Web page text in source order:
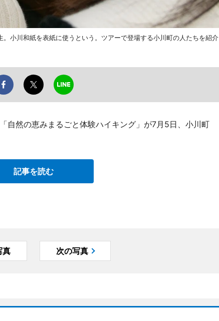
小川和紙を表紙に使うという。ツアーで登場する小川町の人たちを紹介
自然の恵みまるごと体験ハイキング」が7月5日、小川町
記事を読む
真 次の写真